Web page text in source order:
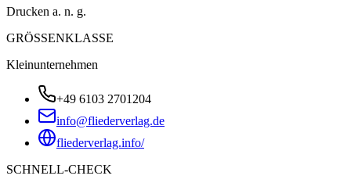
Drucken a. n. g.
GRÖSSENKLASSE
Kleinunternehmen
+49 6103 2701204
info@fliederverlag.de
fliederverlag.info/
SCHNELL-CHECK